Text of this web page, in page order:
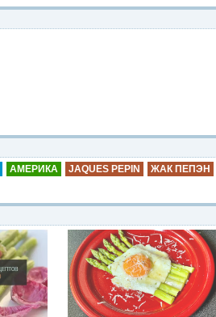
АМЕРИКА JAQUES PEPIN ЖАК ПЕПЭН